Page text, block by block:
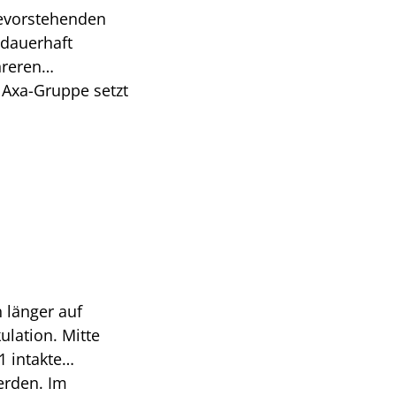
Gruppe setzt
länger auf
Mitte
intakte
Im